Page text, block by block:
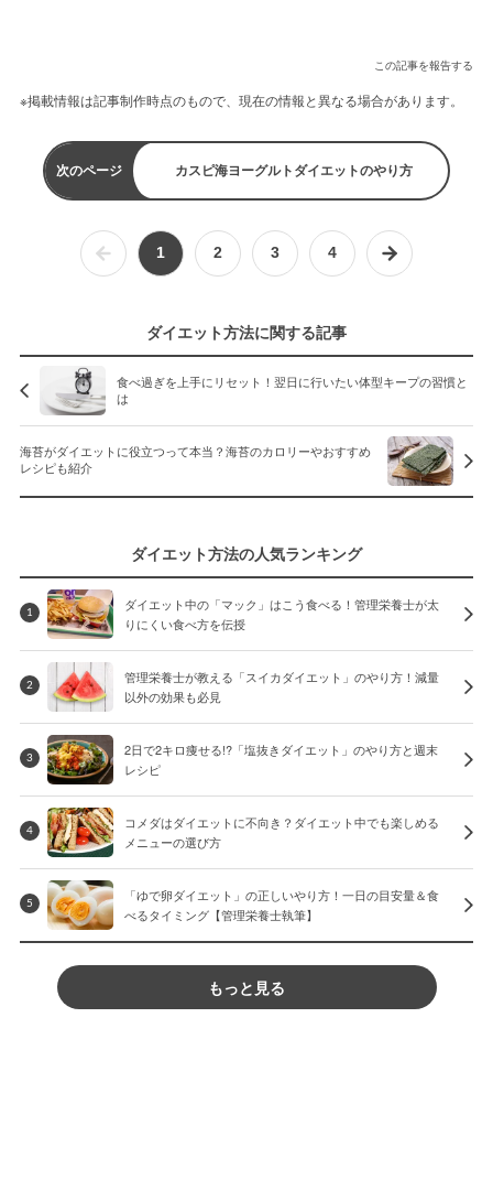
この記事を報告する
※掲載情報は記事制作時点のもので、現在の情報と異なる場合があります。
次のページ カスピ海ヨーグルトダイエットのやり方
1 2 3 4
ダイエット方法に関する記事
食べ過ぎを上手にリセット！翌日に行いたい体型キープの習慣と
は
海苔がダイエットに役立つって本当？海苔のカロリーやおすすめ
レシピも紹介
ダイエット方法の人気ランキング
1
ダイエット中の「マック」はこう食べる！管理栄養士が太
りにくい食べ方を伝授
2
管理栄養士が教える「スイカダイエット」のやり方！減量
以外の効果も必見
3
2日で2キロ痩せる!?「塩抜きダイエット」のやり方と週末
レシピ
4
コメダはダイエットに不向き？ダイエット中でも楽しめる
メニューの選び方
5
「ゆで卵ダイエット」の正しいやり方！一日の目安量＆食
べるタイミング【管理栄養士執筆】
もっと見る